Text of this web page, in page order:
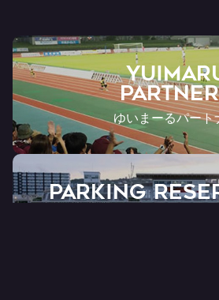
ゆいまーるパート
PARKING